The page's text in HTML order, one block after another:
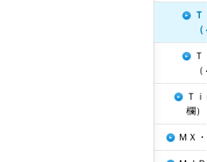
Ｔ
欄）
ＭＸ